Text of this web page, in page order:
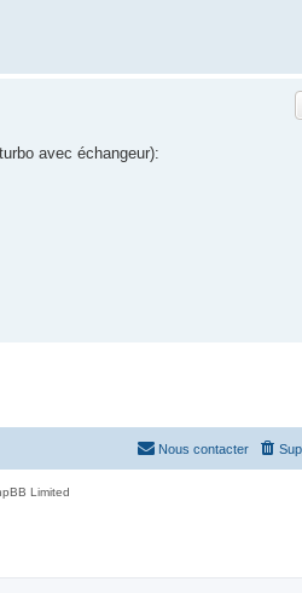
avec échangeur):
Nous contacter
Limited